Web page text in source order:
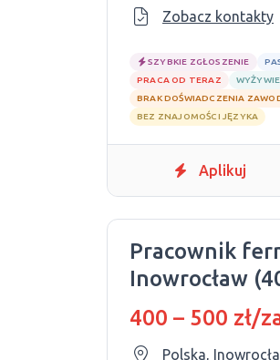
Zobacz kontakty
SZYBKIE ZGŁOSZENIE
PRACA OD TERAZ
BRAK DOŚWIADCZENIA
BEZ ZNAJOMOŚCI JĘZYKA
Aplikuj
Pracownik
Inowrocław
Bydgoszczy)
400 – 500 zł/
Polska,